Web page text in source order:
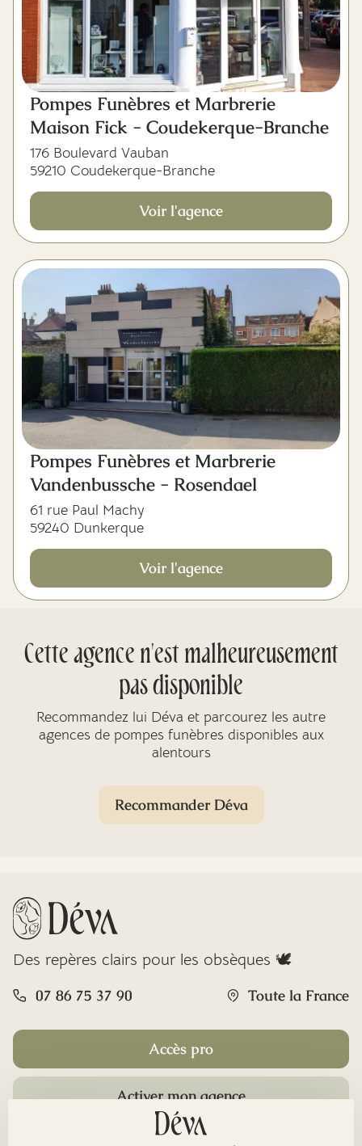
Pompes Funèbres et Marbrerie
Maison Fick - Coudekerque-Branche
176 Boulevard Vauban
59210 Coudekerque-Branche
Voir l'agence
Pompes Funèbres et Marbrerie
Vandenbussche - Rosendael
61 rue Paul Machy
59240 Dunkerque
Voir l'agence
Cette agence n'est malheureusement
pas disponible
Recommandez lui Déva et parcourez les autre
agences de pompes funèbres disponibles aux
alentours
Recommander Déva
Des repères clairs pour les obsèques 🕊️
07 86 75 37 90 Toute la France
Accès pro
Activer mon agence